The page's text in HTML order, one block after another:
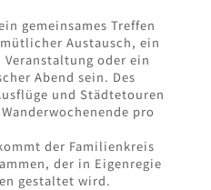
gemeinsames Treffen
Austausch, ein
oder ein
Abend sein. Des
und Städtetouren
pro
der Familienkreis
der in Eigenregie
gestaltet wird.